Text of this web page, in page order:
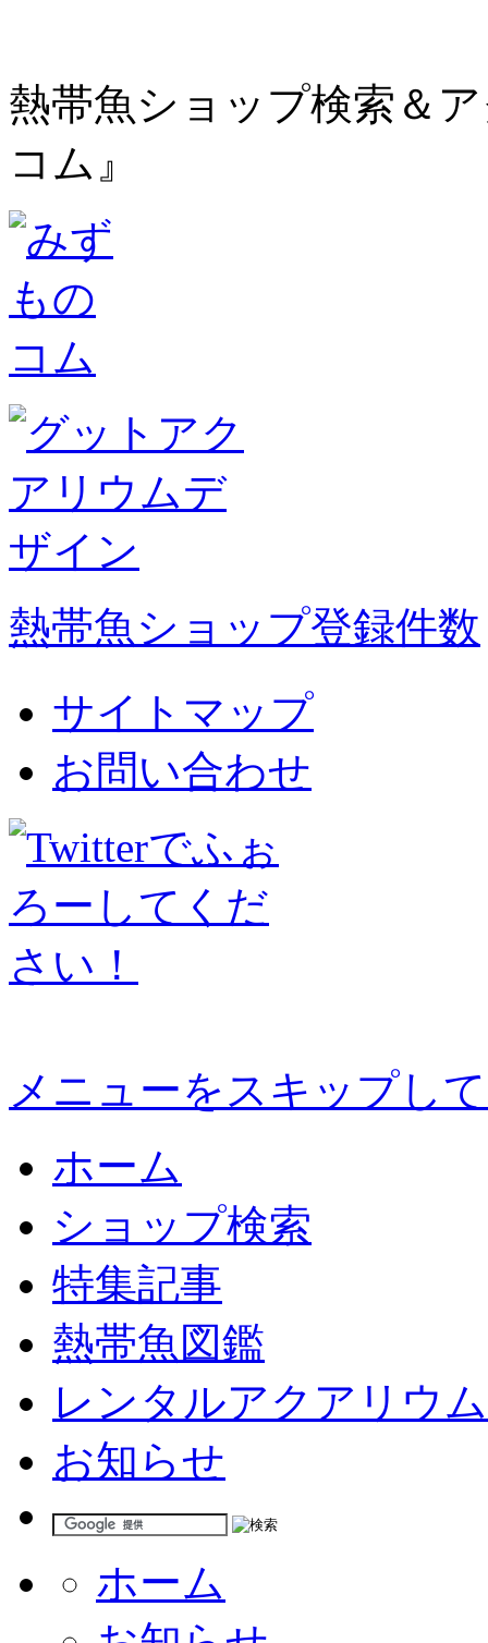
熱帯魚ショップ検索＆
コム』
熱帯魚ショップ登録件数
サイトマップ
お問い合わせ
メニューをスキップし
ホーム
ショップ検索
特集記事
熱帯魚図鑑
レンタルアクアリウム
お知らせ
ホーム